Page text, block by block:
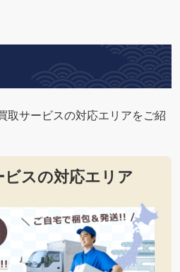
取サービスの対応エリアをご紹
ビスの対応エリア